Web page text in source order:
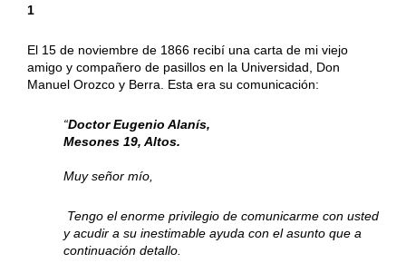
1
El 15 de noviembre de 1866 recibí una carta de mi viejo
amigo y compañero de pasillos en la Universidad, Don
Manuel Orozco y Berra. Esta era su comunicación:
“Doctor Eugenio Alanís,
Mesones 19, Altos.
Muy señor mío,
Tengo el enorme privilegio de comunicarme con usted
y acudir a su inestimable ayuda con el asunto que a
continuación detallo.